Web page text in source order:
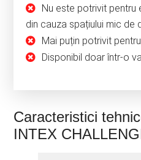
Nu este potrivit pentru
din cauza spațiului mic de
Mai puțin potrivit
Disponibil doar într-o
Caracteristici
INTEX